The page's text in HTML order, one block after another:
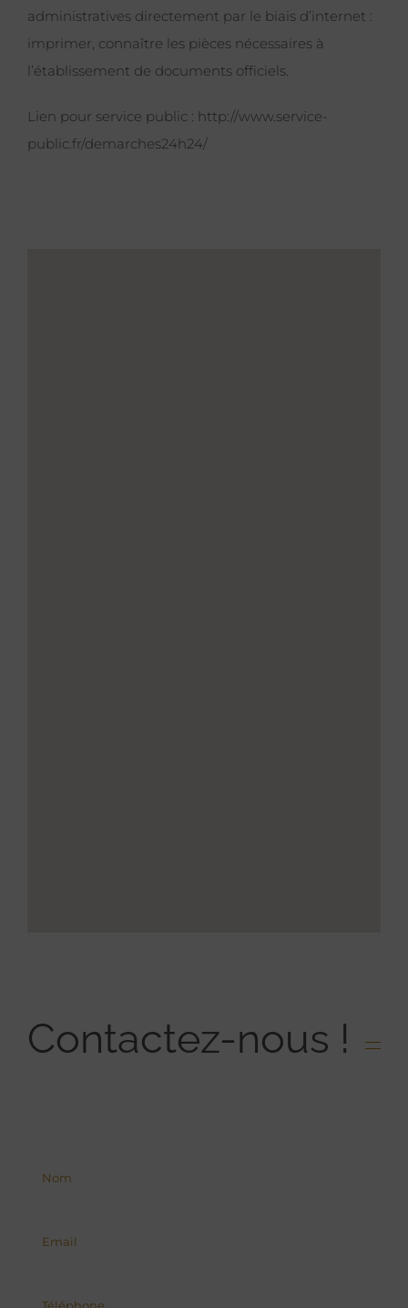
administratives directement par le biais d’internet :
imprimer, connaître les pièces nécessaires à
l’établissement de documents officiels.
Lien pour service public : http://www.service-
public.fr/demarches24h24/
Contactez-nous !